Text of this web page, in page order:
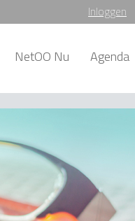
Inloggen
NetOO Nu Agenda